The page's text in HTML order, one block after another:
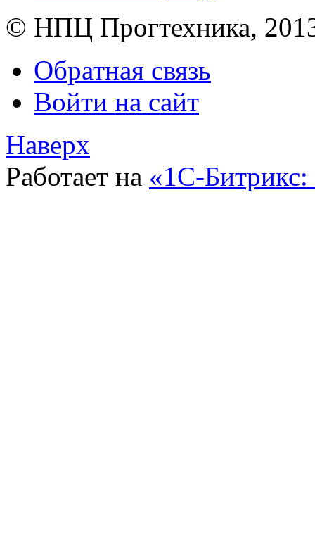
© НПЦ Прогтехника,
Обратная связь
Войти на сайт
Наверх
Работает на «1С-Битрикс: